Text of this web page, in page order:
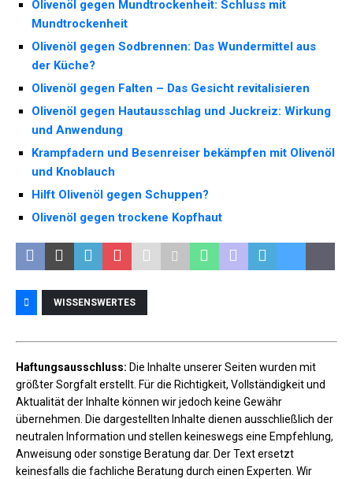
Olivenöl gegen Mundtrockenheit: Schluss mit
Mundtrockenheit
Olivenöl gegen Sodbrennen: Das Wundermittel aus
der Küche?
Olivenöl gegen Falten – Das Gesicht revitalisieren
Olivenöl gegen Hautausschlag und Juckreiz: Wirkung
und Anwendung
Krampfadern und Besenreiser bekämpfen mit Olivenöl
und Knoblauch
Hilft Olivenöl gegen Schuppen?
Olivenöl gegen trockene Kopfhaut
WISSENSWERTES
Haftungsausschluss: Die Inhalte unserer Seiten wurden mit
größter Sorgfalt erstellt. Für die Richtigkeit, Vollständigkeit und
Aktualität der Inhalte können wir jedoch keine Gewähr
übernehmen. Die dargestellten Inhalte dienen ausschließlich der
neutralen Information und stellen keineswegs eine Empfehlung,
Anweisung oder sonstige Beratung dar. Der Text ersetzt
keinesfalls die fachliche Beratung durch einen Experten. Wir